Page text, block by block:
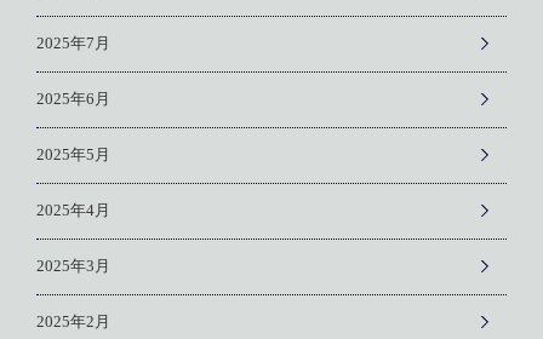
2025年7月
2025年6月
2025年5月
2025年4月
2025年3月
2025年2月